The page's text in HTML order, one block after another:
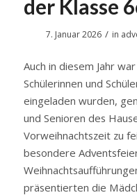
der Klasse
7. Januar 2026 / in
Auch in diesem Jahr
Schülerinnen und
eingeladen wurden,
und Senioren des
Vorweihnachtszeit zu
besondere
präsentierten die